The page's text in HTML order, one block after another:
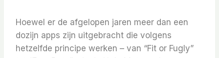
Hoewel er de afgelopen jaren meer dan een
dozijn apps zijn uitgebracht die volgens
hetzelfde principe werken – van “Fit or Fugly”